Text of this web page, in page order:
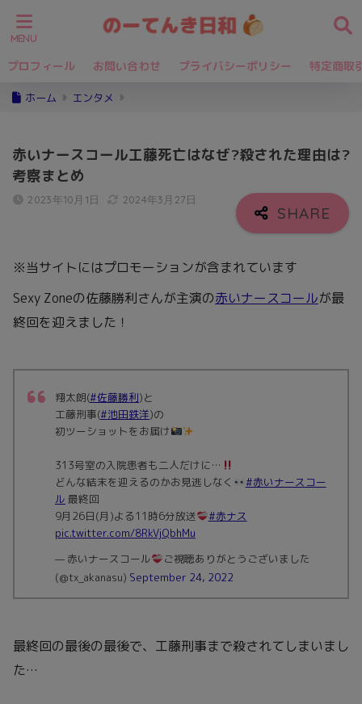
プロフィール お問い合わせ プライバシーポリシー 特定商取
ホーム エンタメ
赤いナースコール工藤死亡はなぜ?殺された理由は?
考察まとめ
2023年10月1日 2024年3月27日
※当サイトにはプロモーションが含まれています
Sexy Zoneの佐藤勝利さんが主演の赤いナースコールが最
終回を迎えました！
翔太朗(#佐藤勝利)と
工藤刑事(#池田鉄洋)の
初ツーショットをお届け
313号室の入院患者も二人だけに…
どんな結末を迎えるのかお見逃しなく
#赤いナースコー
ル 最終回
9月26日(月)よる11時6分放送
#赤ナス
pic.twitter.com/8RkVjQbhMu
— 赤いナースコール
ご視聴ありがとうございました
(@tx_akanasu) September 24, 2022
最終回の最後の最後で、工藤刑事まで殺されてしまいまし
た…